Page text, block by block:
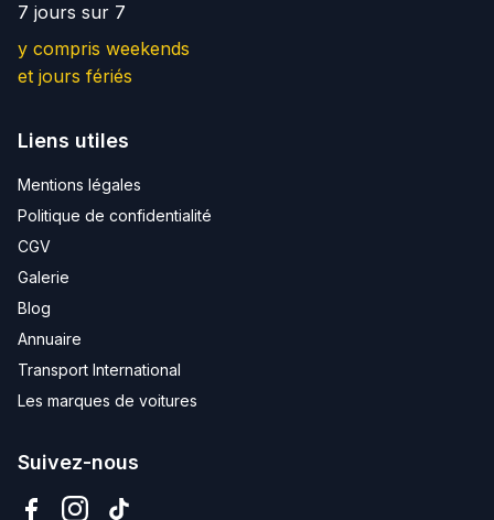
7 jours sur 7
y compris weekends
et jours fériés
Liens utiles
Mentions légales
Politique de confidentialité
CGV
Galerie
Blog
Annuaire
Transport International
Les marques de voitures
Suivez-nous